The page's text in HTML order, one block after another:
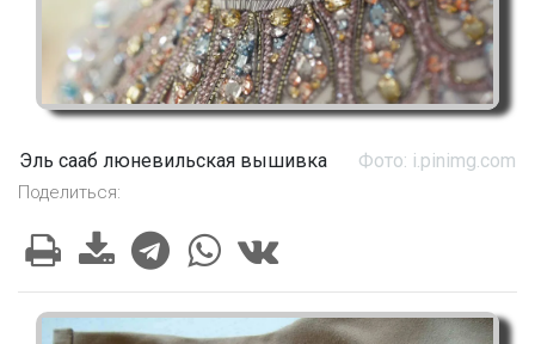
Эль сааб люневильская вышивка Фото: i.pinimg.com
Поделиться: